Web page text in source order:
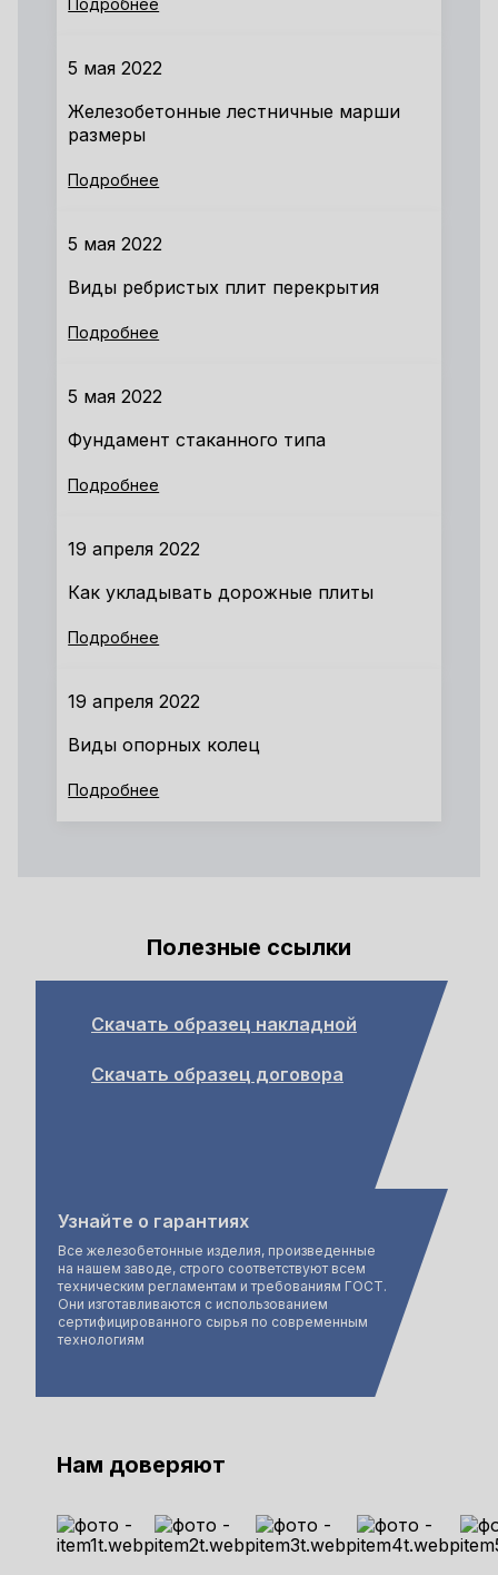
Подробнее
5 мая 2022
Железобетонные лестничные марши
размеры
Подробнее
5 мая 2022
Виды ребристых плит перекрытия
Подробнее
5 мая 2022
Фундамент стаканного типа
Подробнее
19 апреля 2022
Как укладывать дорожные плиты
Подробнее
19 апреля 2022
Виды опорных колец
Подробнее
Полезные ссылки
Скачать образец накладной
Скачать образец договора
Узнайте о гарантиях
Все железобетонные изделия, произведенные
на нашем заводе, строго соответствуют всем
техническим регламентам и требованиям ГОСТ.
Они изготавливаются с использованием
сертифицированного сырья по современным
технологиям
Нам доверяют